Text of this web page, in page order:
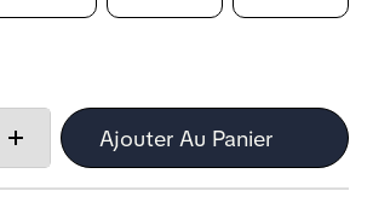
Increase
Ajouter Au Panier